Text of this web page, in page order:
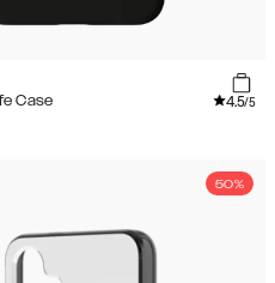
Case
4.5/5
50%